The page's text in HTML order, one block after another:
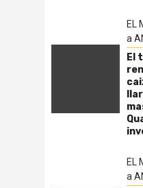
EL
a
El
EL
a